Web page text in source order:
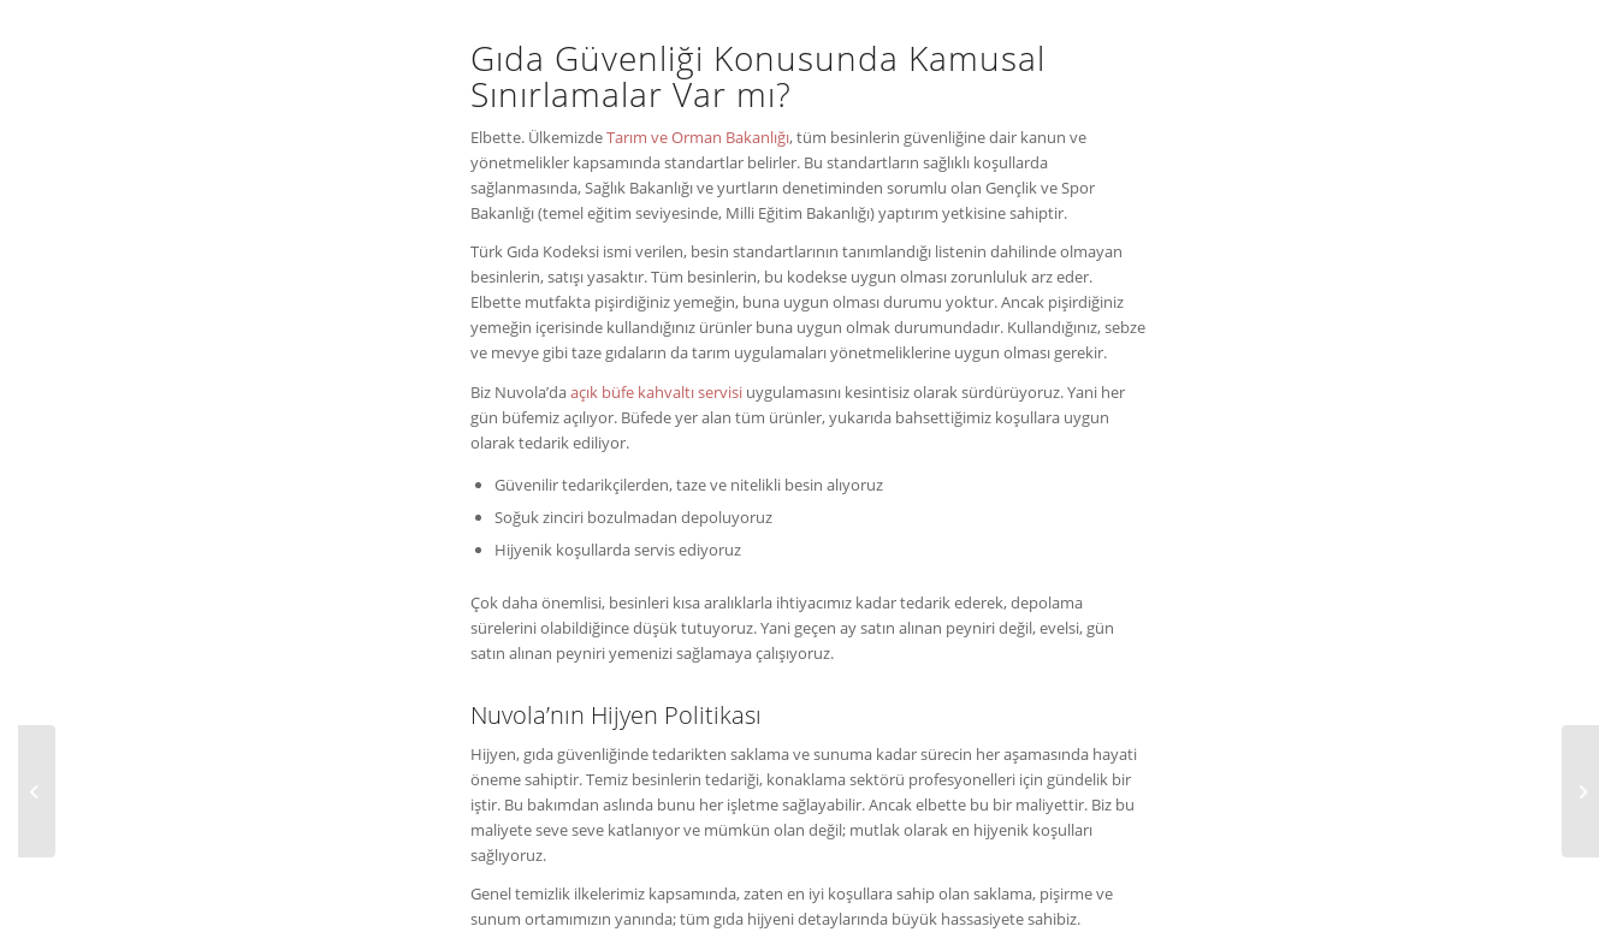
Gıda Güvenliği Konusunda Kamusal
Sınırlamalar Var mı?
Elbette. ÜlkemizdeTarım ve Orman Bakanlığı, tüm besinlerin güvenliğine dair kanun ve
yönetmelikler kapsamında standartlar belirler. Bu standartların sağlıklı koşullarda
sağlanmasında, Sağlık Bakanlığı ve yurtların denetiminden sorumlu olan Gençlik ve Spor
Bakanlığı (temel eğitim seviyesinde, Milli Eğitim Bakanlığı) yaptırım yetkisine sahiptir.
Türk Gıda Kodeksi ismi verilen, besin standartlarının tanımlandığı listenin dahilinde olmayan
besinlerin, satışı yasaktır. Tüm besinlerin, bu kodekse uygun olması zorunluluk arz eder.
Elbette mutfakta pişirdiğiniz yemeğin, buna uygun olması durumu yoktur. Ancak pişirdiğiniz
yemeğin içerisinde kullandığınız ürünler buna uygun olmak durumundadır. Kullandığınız, sebze
ve mevye gibi taze gıdaların da tarım uygulamaları yönetmeliklerine uygun olması gerekir.
Biz Nuvola’daaçık büfe kahvaltı servisi uygulamasını kesintisiz olarak sürdürüyoruz. Yani her
gün büfemiz açılıyor. Büfede yer alan tüm ürünler, yukarıda bahsettiğimiz koşullara uygun
olarak tedarik ediliyor.
Güvenilir tedarikçilerden, taze ve nitelikli besin alıyoruz
Soğuk zinciri bozulmadan depoluyoruz
Hijyenik koşullarda servis ediyoruz
Çok daha önemlisi, besinleri kısa aralıklarla ihtiyacımız kadar tedarik ederek, depolama
sürelerini olabildiğince düşük tutuyoruz. Yani geçen ay satın alınan peyniri değil, evelsi, gün
satın alınan peyniri yemenizi sağlamaya çalışıyoruz.
Nuvola’nın Hijyen Politikası
Hijyen, gıda güvenliğinde tedarikten saklama ve sunuma kadar sürecin her aşamasında hayati
öneme sahiptir. Temiz besinlerin tedariği, konaklama sektörü profesyonelleri için gündelik bir
iştir. Bu bakımdan aslında bunu her işletme sağlayabilir. Ancak elbette bu bir maliyettir. Biz bu
maliyete seve seve katlanıyor ve mümkün olan değil; mutlak olarak en hijyenik koşulları
sağlıyoruz.
Genel temizlik ilkelerimiz kapsamında, zaten en iyi koşullara sahip olan saklama, pişirme ve
sunum ortamımızın yanında; tüm gıda hijyeni detaylarında büyük hassasiyete sahibiz.